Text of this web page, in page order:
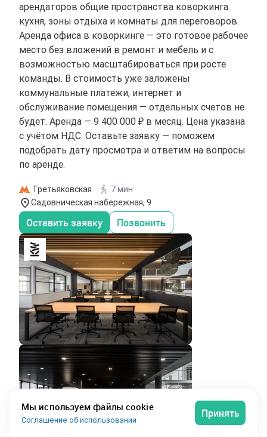
арендаторов общие пространства коворкинга:
кухня, зоны отдыха и комнаты для переговоров.
Аренда офиса в коворкинге — это готовое рабочее
место без вложений в ремонт и мебель и с
возможностью масштабироваться при росте
команды. В стоимость уже заложены
коммунальные платежи, интернет и
обслуживание помещения — отдельных счетов не
будет. Аренда — 9 400 000 ₽ в месяц. Цена указана
с учётом НДС. Оставьте заявку — поможем
подобрать дату просмотра и ответим на вопросы
по аренде.
Третьяковская
7 мин
Садовническая набережная, 9
Оставить заявку Позвонить
Мы используем файлы cookie
Соглашение об использовании
Принять